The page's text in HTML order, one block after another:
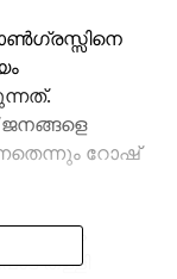
റോഷ്
തള്ളി